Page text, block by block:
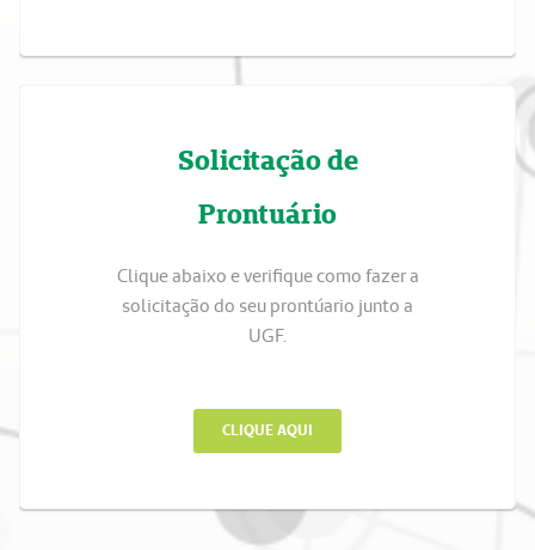
Solicitação de
Prontuário
Clique abaixo e verifique como fazer a
solicitação do seu prontúario junto a
UGF.
CLIQUE AQUI